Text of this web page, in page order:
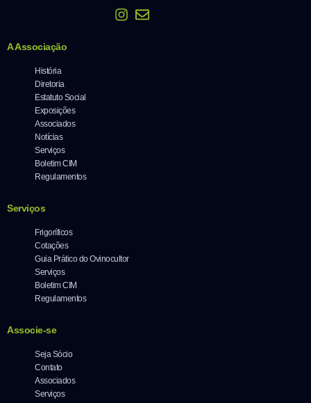
A Associação
História
Diretoria
Estatuto Social
Exposições
Associados
Notícias
Serviços
Boletim CIM
Regulamentos
Serviços
Frigoríficos
Cotações
Guia Prático do Ovinocultor
Serviços
Boletim CIM
Regulamentos
Associe-se
Seja Sócio
Contato
Associados
Serviços